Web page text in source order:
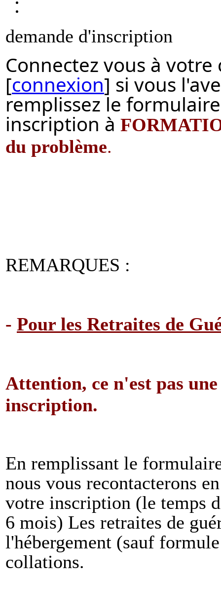
demande d'inscription
Connectez vous à
[connexion] si vous
remplissez le
inscription à
du problème.
REMARQUES :
- Pour les Retraites de
Attention, ce n'est pas
inscription.
En remplissant le
nous vous recontacterons
votre inscription (le temps
6 mois) Les retraites de
l'hébergement (sauf
collations.